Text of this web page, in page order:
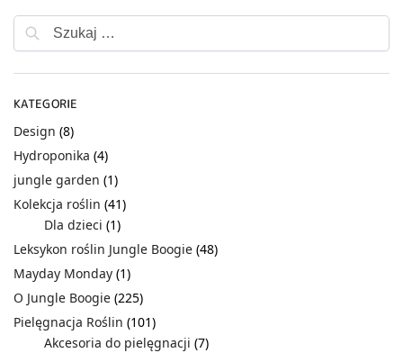
KATEGORIE
Design (8)
Hydroponika (4)
jungle garden (1)
Kolekcja roślin (41)
Dla dzieci (1)
Leksykon roślin Jungle Boogie (48)
Mayday Monday (1)
O Jungle Boogie (225)
Pielęgnacja Roślin (101)
Akcesoria do pielęgnacji (7)